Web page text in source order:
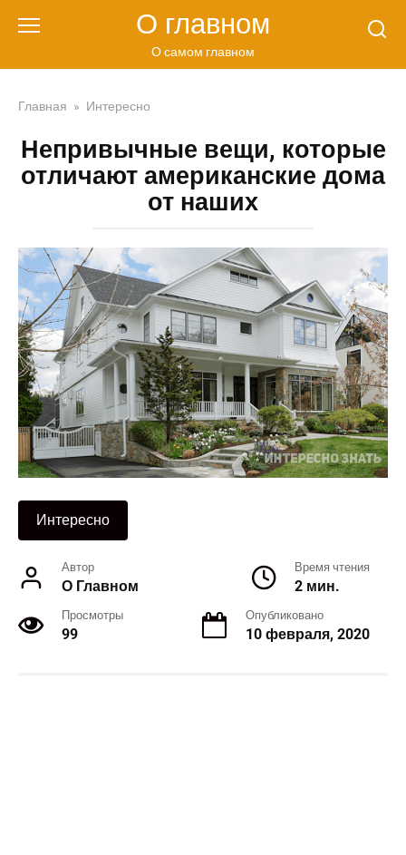
О главном
О самом главном
Главная » Интересно
Непривычные вещи, которые
отличают американские дома
от наших
Интересно
Автор
О Главном
Время чтения
2 мин.
Просмотры
99
Опубликовано
10 февраля, 2020